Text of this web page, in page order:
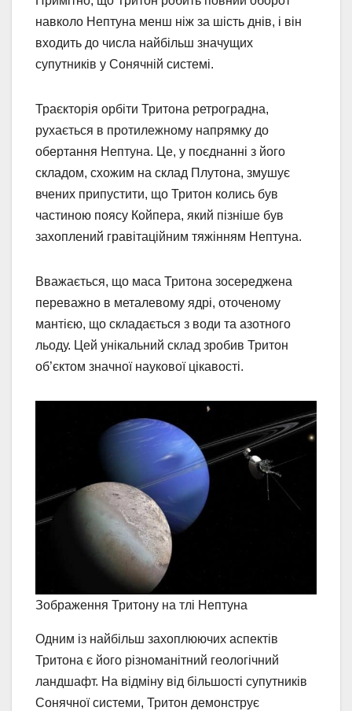
навколо Нептуна менш ніж за шість днів, і він
входить до числа найбільш значущих
супутників у Сонячній системі.
Траєкторія орбіти Тритона ретроградна,
рухається в протилежному напрямку до
обертання Нептуна. Це, у поєднанні з його
складом, схожим на склад Плутона, змушує
вчених припустити, що Тритон колись був
частиною поясу Койпера, який пізніше був
захоплений гравітаційним тяжінням Нептуна.
Вважається, що маса Тритона зосереджена
переважно в металевому ядрі, оточеному
мантією, що складається з води та азотного
льоду. Цей унікальний склад зробив Тритон
об’єктом значної наукової цікавості.
Зображення Тритону на тлі Нептуна
Одним із найбільш захоплюючих аспектів
Тритона є його різноманітний геологічний
ландшафт. На відміну від більшості супутників
Сонячної системи, Тритон демонструє